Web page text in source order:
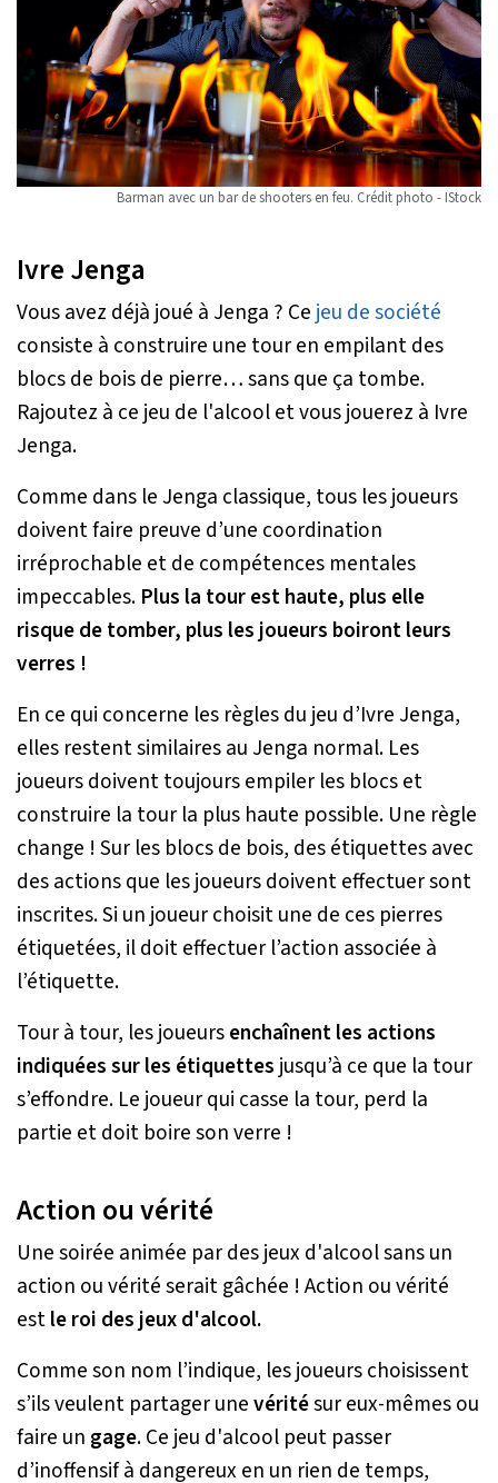
Barman avec un bar de shooters en feu. Crédit photo - IStock
Ivre Jenga
Vous avez déjà joué à Jenga ? Ce jeu de société
consiste à construire une tour en empilant des
blocs de bois de pierre… sans que ça tombe.
Rajoutez à ce jeu de l'alcool et vous jouerez à Ivre
Jenga.
Comme dans le Jenga classique, tous les joueurs
doivent faire preuve d’une coordination
irréprochable et de compétences mentales
impeccables. Plus la tour est haute, plus elle
risque de tomber, plus les joueurs boiront leurs
verres !
En ce qui concerne les règles du jeu d’Ivre Jenga,
elles restent similaires au Jenga normal. Les
joueurs doivent toujours empiler les blocs et
construire la tour la plus haute possible. Une règle
change ! Sur les blocs de bois, des étiquettes avec
des actions que les joueurs doivent effectuer sont
inscrites. Si un joueur choisit une de ces pierres
étiquetées, il doit effectuer l’action associée à
l’étiquette.
Tour à tour, les joueursenchaînent les actions
indiquées sur les étiquettes jusqu’à ce que la tour
s’effondre. Le joueur qui casse la tour, perd la
partie et doit boire son verre !
Action ou vérité
Une soirée animée par des jeux d'alcool sans un
action ou vérité serait gâchée ! Action ou vérité
estle roi des jeux d'alcool.
Comme son nom l’indique, les joueurs choisissent
s’ils veulent partager unevéritésur eux-mêmes ou
faire un gage. Ce jeu d'alcool peut passer
d’inoffensif à dangereux en un rien de temps,